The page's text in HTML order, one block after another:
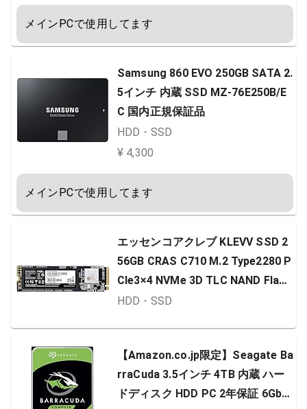
メインPCで使用してます
Samsung 860 EVO 250GB SATA 2.
5インチ 内蔵 SSD MZ-76E250B/E
C 国内正規保証品
HDD・SSD
¥ 4,300
メインPCで使用してます
エッセンコアクレブ KLEVV SSD 2
56GB CRAS C710 M.2 Type2280 P
CIe3×4 NVMe 3D TLC NAND Flash
採用 メーカー保証5年 K256GM2S
HDD・SSD
【Amazon.co.jp限定】Seagate Ba
rraCuda 3.5インチ 4TB 内蔵 ハー
ドディスク HDD PC 2年保証 6Gb/s